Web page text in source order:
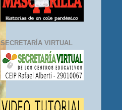
SECRETARÍA VIRTUAL